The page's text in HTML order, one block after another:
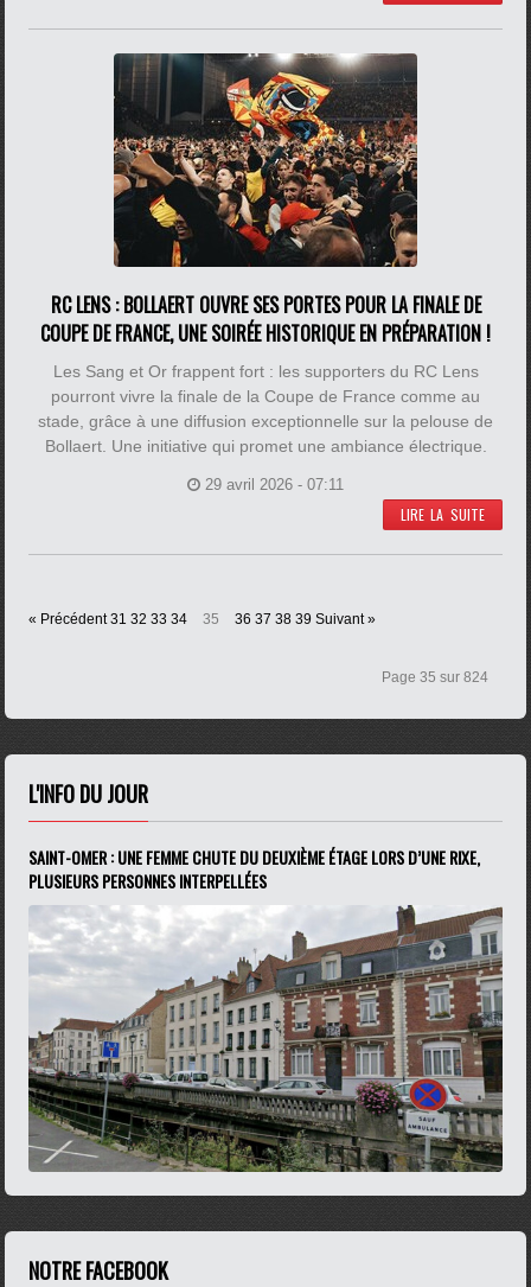
RC LENS : BOLLAERT OUVRE SES PORTES POUR LA FINALE DE
COUPE DE FRANCE, UNE SOIRÉE HISTORIQUE EN PRÉPARATION !
Les Sang et Or frappent fort : les supporters du RC Lens
pourront vivre la finale de la Coupe de France comme au
stade, grâce à une diffusion exceptionnelle sur la pelouse de
Bollaert. Une initiative qui promet une ambiance électrique.
29 avril 2026 - 07:11
LIRE LA SUITE
« Précédent 31 32 33 34 35 36 37 38 39 Suivant »
Page 35 sur 824
L'INFO DU JOUR
SAINT-OMER : UNE FEMME CHUTE DU DEUXIÈME ÉTAGE LORS D’UNE RIXE,
PLUSIEURS PERSONNES INTERPELLÉES
NOTRE FACEBOOK